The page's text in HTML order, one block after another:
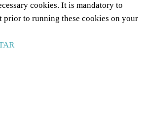
cookies. It is mandatory to
prior to running these cookies on your